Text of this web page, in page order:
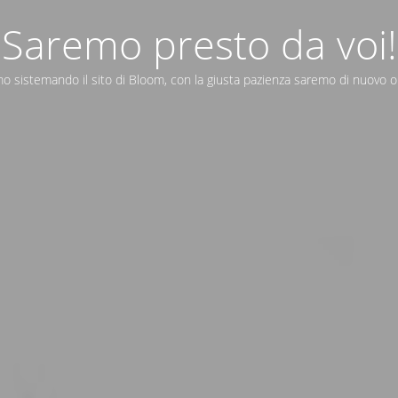
Saremo presto da voi!
sistemando il sito di Bloom, con la giusta pazienza saremo di nuovo